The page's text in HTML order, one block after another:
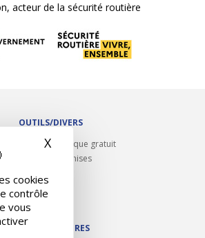
cookies
contrôle
vous
X Masquer le bandeau des
acteur de la sécurité routière
OUTILS/DIVERS
contrôle technique gratuit
Partenariats/Remises
Contact
NOS PARTENAIRES